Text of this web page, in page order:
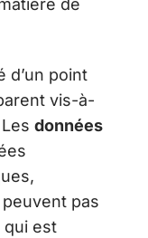
de
d’un point
vis-à-
données
pas
qui est